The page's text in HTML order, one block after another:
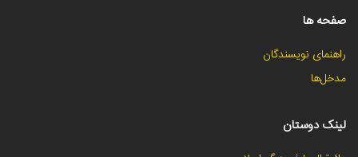
صفحه ها
راهنمای نویسندگان
مدخل‌ها
لینک دوستان